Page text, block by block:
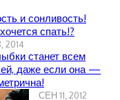
и сонливость!
спать!?
2014
станет всем
даже если она —
СЕН 11, 2012